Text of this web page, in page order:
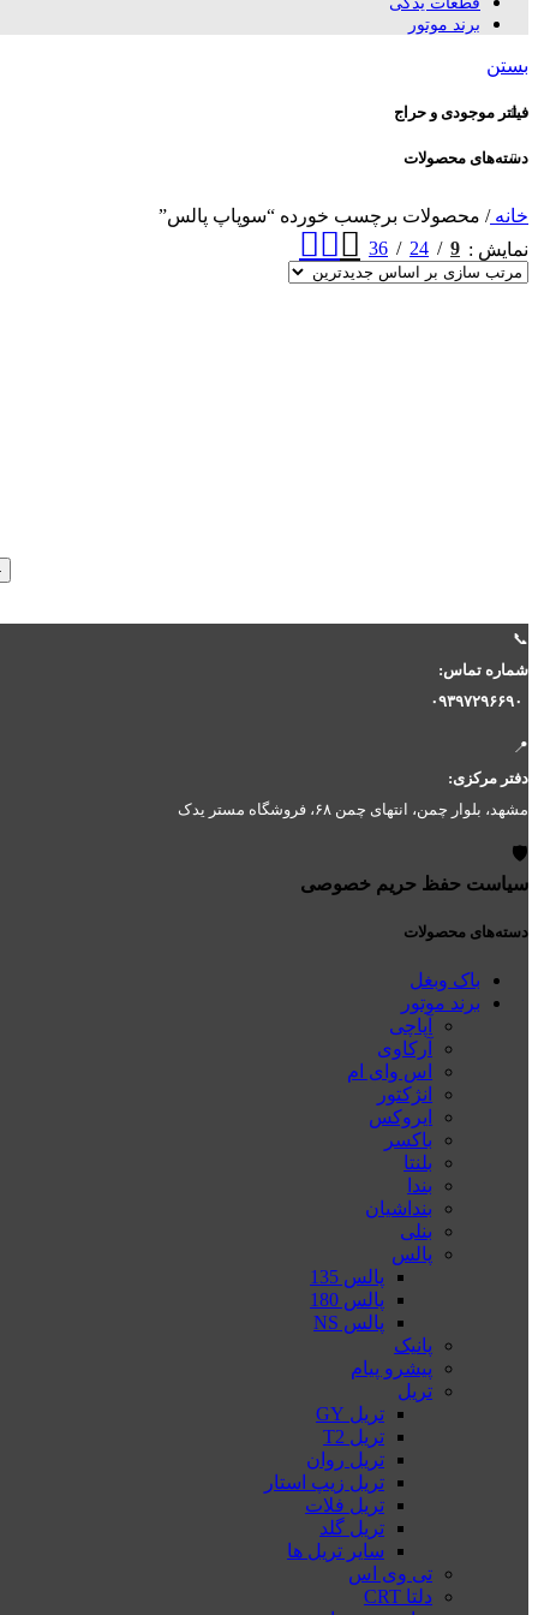
برند موتور
بستن
فیلتر موجودی و حراج
دسته‌های محصولات
خانه/ محصولات برچسب خورده “سوپاپ پالس”
نمایش
9
24
36
📞
شماره تماس:
۰۹۳۹۷۲۹۶۶۹۰
📍
دفتر مرکزی:
مشهد، بلوار چمن، انتهای چمن ۶۸، فروشگاه مستر یدک
🛡️
سیاست حفظ حریم خصوصی
دسته‌های محصولات
باک وبغل
برند موتور
آپاچی
آرکاوی
اس وای ام
انژکتور
ایروکس
باکسر
بلنتا
بندا
بنداشیان
بنلی
پالس
پالس 135
پالس 180
پالس NS
پانیک
پیشرو پیام
تریل
تریل GY
تریل T2
تریل روان
تریل زیپ استار
تریل فلات
تریل گلد
سایر تریل ها
تی وی اس
دلتا CRT